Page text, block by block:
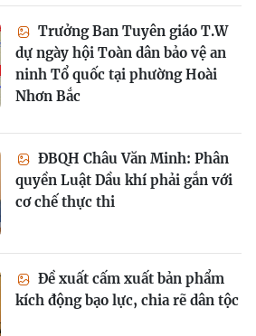
Trưởng Ban Tuyên giáo T.W
dự ngày hội Toàn dân bảo vệ an
ninh Tổ quốc tại phường Hoài
Nhơn Bắc
ĐBQH Châu Văn Minh: Phân
quyền Luật Dầu khí phải gắn với
cơ chế thực thi
Đề xuất cấm xuất bản phẩm
kích động bạo lực, chia rẽ dân tộc